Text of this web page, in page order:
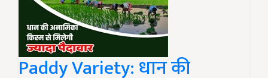
Paddy Variety: धान की